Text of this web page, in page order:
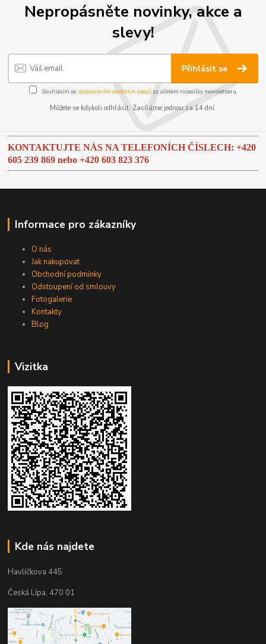
Nepropásněte novinky, akce a
slevy!
Přihlásit se
Souhlasím se zpracováním osobních údajůza účelem rozesílky newsletteru.
Můžete se kdykoli odhlásit. Zasíláme jednou za 14 dní.
KONTAKTUJTE NÁS NA TELEFONÍCH ČÍSLECH: +420
605 239 869 nebo+420 603 823 376
Informace pro zákazníky
O nás
Jak nakupovat
Obchodní podmínky
Odstoupení od smlouvy
Fotogalerie
Kontakty
Blog
Vizitka
Kde nás najdete
Havlíčkova 445
Česká Lípa, 470 01